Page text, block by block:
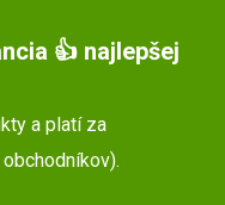
👍 najlepšej
a platí za